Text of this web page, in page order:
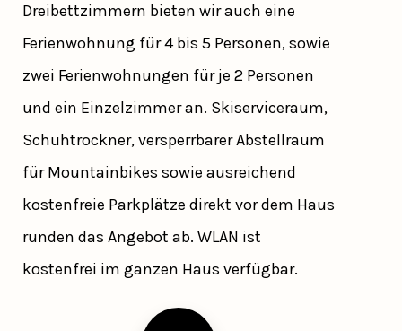
Dreibettzimmern bieten wir auch eine
Ferienwohnung für 4 bis 5 Personen, sowie
zwei Ferienwohnungen für je 2 Personen
und ein Einzelzimmer an. Skiserviceraum,
Schuhtrockner, versperrbarer Abstellraum
für Mountainbikes sowie ausreichend
kostenfreie Parkplätze direkt vor dem Haus
runden das Angebot ab. WLAN ist
kostenfrei im ganzen Haus verfügbar.